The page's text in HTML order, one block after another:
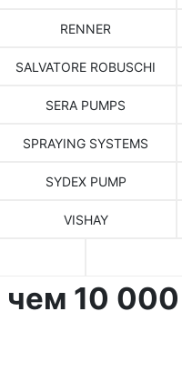
RENNER
SALVATORE ROBUSCHI
SERA PUMPS
SPRAYING SYSTEMS
SYDEX PUMP
VISHAY
чем 10